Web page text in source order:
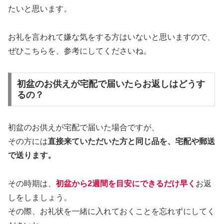
たいと思います。
お礼を言われて嫌な気をする方はいないと思いますので、
ぜひこちらを、参考にしてくださいね。
初盆のお供えが宅配で届いたらお返しはどうす
るの？
初盆のお供えが宅配で届いた場合ですが、
その方には直接来ていただいた方と同じ品を、宅配や郵送
で送ります。
その時期は、 初盆から2週間を目安にできるだけ早く お返
しをしましょう。
その際、お礼状を一緒に入れておくことを忘れずにしてく